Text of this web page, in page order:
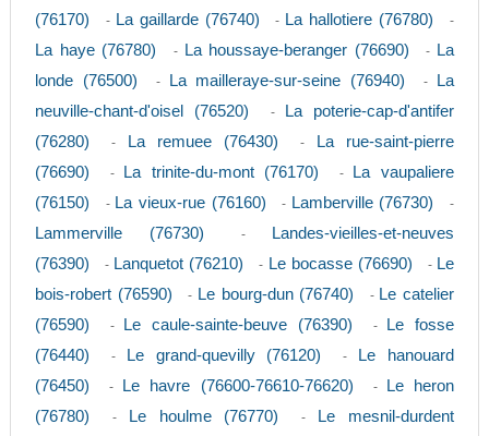
(76170)
- La gaillarde (76740) - La hallotiere (76780) -
La haye (76780) - La houssaye-beranger (76690) - La
londe (76500)
- La mailleraye-sur-seine (76940) -
La
neuville-chant-d'oisel (76520)
-
La poterie-cap-d'antifer
(76280)
- La remuee (76430) -
La rue-saint-pierre
(76690)
- La trinite-du-mont (76170) -
La vaupaliere
(76150)
- La vieux-rue (76160) - Lamberville (76730) -
Lammerville (76730) -
Landes-vieilles-et-neuves
(76390)
- Lanquetot (76210) - Le bocasse (76690) - Le
bois-robert (76590)
- Le bourg-dun (76740) - Le catelier
(76590)
- Le caule-sainte-beuve (76390) -
Le fosse
(76440)
- Le grand-quevilly (76120) -
Le hanouard
(76450)
- Le havre (76600-76610-76620) -
Le heron
(76780)
- Le houlme (76770) -
Le mesnil-durdent